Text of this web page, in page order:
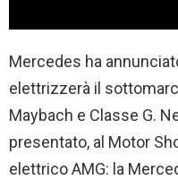
Mercedes ha
elettrizzerà il
Maybach e Classe G.
presentato, al Motor
elettrico AMG: la